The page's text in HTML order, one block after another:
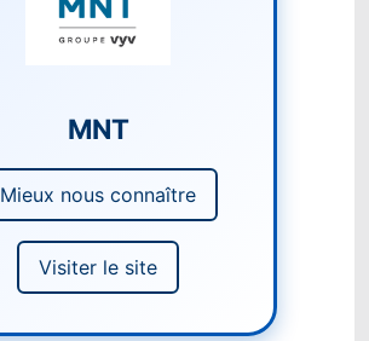
MNT
Mieux nous connaître
Visiter le site